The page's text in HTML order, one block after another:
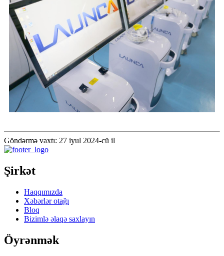
Göndərmə vaxtı: 27 iyul 2024-cü il
Şirkət
Haqqımızda
Xəbərlər otağı
Bloq
Bizimlə əlaqə saxlayın
Öyrənmək